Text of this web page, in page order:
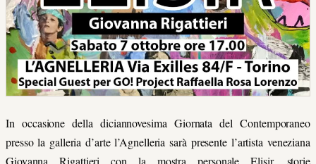
In occasione della diciannovesima Giornata del Contemporaneo
presso la galleria d’arte l’Agnelleria sarà presente l’artista veneziana
Giovanna Rigattieri con la mostra personale Elisir, storie